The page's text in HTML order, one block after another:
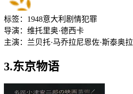
标签： 1948意大利 剧情犯罪
导演： 维托里奥·德西卡
主演： 兰贝托·马乔拉尼恩佐·斯泰奥拉
3.东京物语